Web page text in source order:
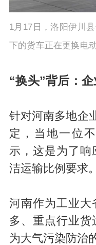
1月17日，洛阳伊川
下的货车正在更换电
“换头”背后：
针对河南多地企
定，当地一位
示，这是为了响
洁运输比例要求。
河南作为工业大
多、重点行业货
为大气污染防治